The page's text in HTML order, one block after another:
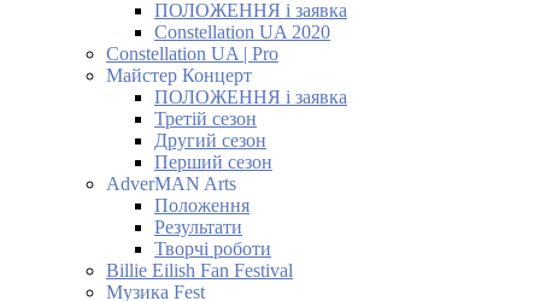
ПОЛОЖЕННЯ і заявка
Constellation UA 2020
Constellation UA | Pro
Майстер Концерт
ПОЛОЖЕННЯ і заявка
Третій сезон
Другий сезон
Перший сезон
AdverMAN Arts
Положення
Результати
Творчі роботи
Billie Eilish Fan Festival
Музика Fest